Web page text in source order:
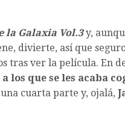
la Galaxia Vol.3y,
divierte, así que
tras ver la película. En
los que se les acaba
cuarta parte y, ojalá,